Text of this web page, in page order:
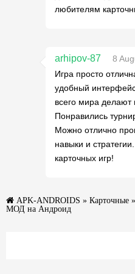
любителям
arhipov-87
8
Игра просто
удобный
всего мира делают
Понравились
Можно отлично
навыки и
карточных игр!
APK-ANDROIDS » Карточные
МОД на Андроид